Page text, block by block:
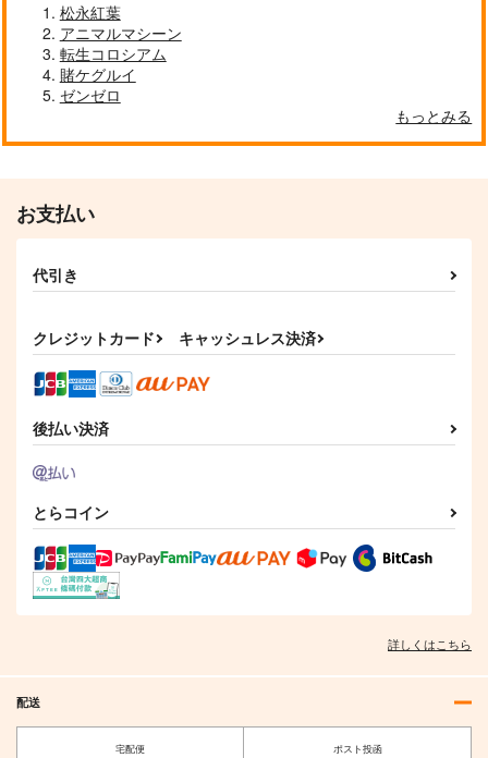
顔だけ俳優、育成中に
徳間書店
858円（税込）
サンプル
作品詳細
880円（税込）
サンプル
880円（税込）
サンプル
わたし、二番目の彼女
でいいから。 3
KADOKAWA
836円（税込）
松永紅葉
アニマルマシーン
転生コロシアム
賭ケグルイ
ゼンゼロ
もっとみる
お支払い
代引き
クレジットカード キャッシュレス決済
後払い決済
とらコイン
詳しくはこちら
配送
宅配便 ポスト投函